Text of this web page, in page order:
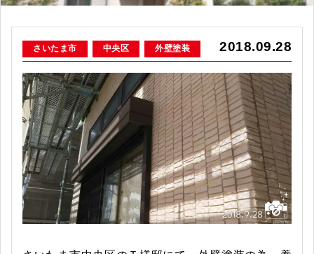
2018.09.28
さいたま市 中央区 外壁塗装